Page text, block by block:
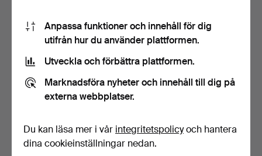
KIKARE MED STATIV,
Zenith, Japan.
1 bud
32 USD
KIKARE MED STATIV,
Horizon.
2 bud
37 USD
Anpassa funktioner och innehåll för dig
utifrån hur du använder plattformen.
Utveckla och förbättra plattformen.
Marknadsföra nyheter och innehåll till dig på
externa webbplatser.
Du kan läsa mer i vår integritetspolicyoch hantera
dina cookieinställningar nedan.